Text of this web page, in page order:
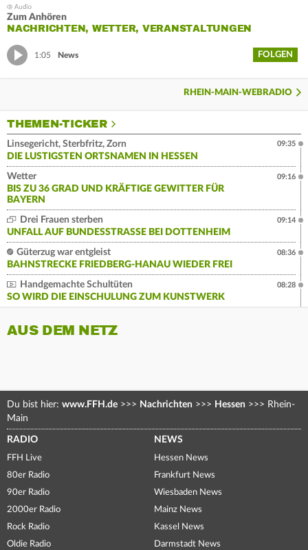
Zum Anhören
NACHRICHTEN, WETTER, VERANSTALTUNGEN
1:05 News FOLGEN
RHEIN-MAIN-WEBRADIO
THEMEN-TICKER
Linsegericht, Sterbfritz, Zorn
DIE LUSTIGSTEN ORTSNAMEN IN HESSEN
09:35
Wetter
BIS ZU 36 GRAD UND KRÄFTIGE GEWITTER FÜR
BAYERN
09:16
Drei Frauen sterben
UNFALL AUF BUNDESSTRASSE BEI DOTTENHEIM
09:14
Güterzug war entgleist
BAHNSTRECKE FRIEDBERG-HANAU WIEDER FREI
08:36
Handgemachte Schultüten
SO WIRD DIE EINSCHULUNG ZUM KUNSTWERK
08:28
AUS DEM NETZ
Du bist hier: www.FFH.de >>> Nachrichten >>> Hessen >>> Rhein-
Main
RADIO
FFH Live
80er Radio
90er Radio
2000er Radio
Rock Radio
Oldie Radio
NEWS
Hessen News
Frankfurt News
Wiesbaden News
Mainz News
Kassel News
Darmstadt News